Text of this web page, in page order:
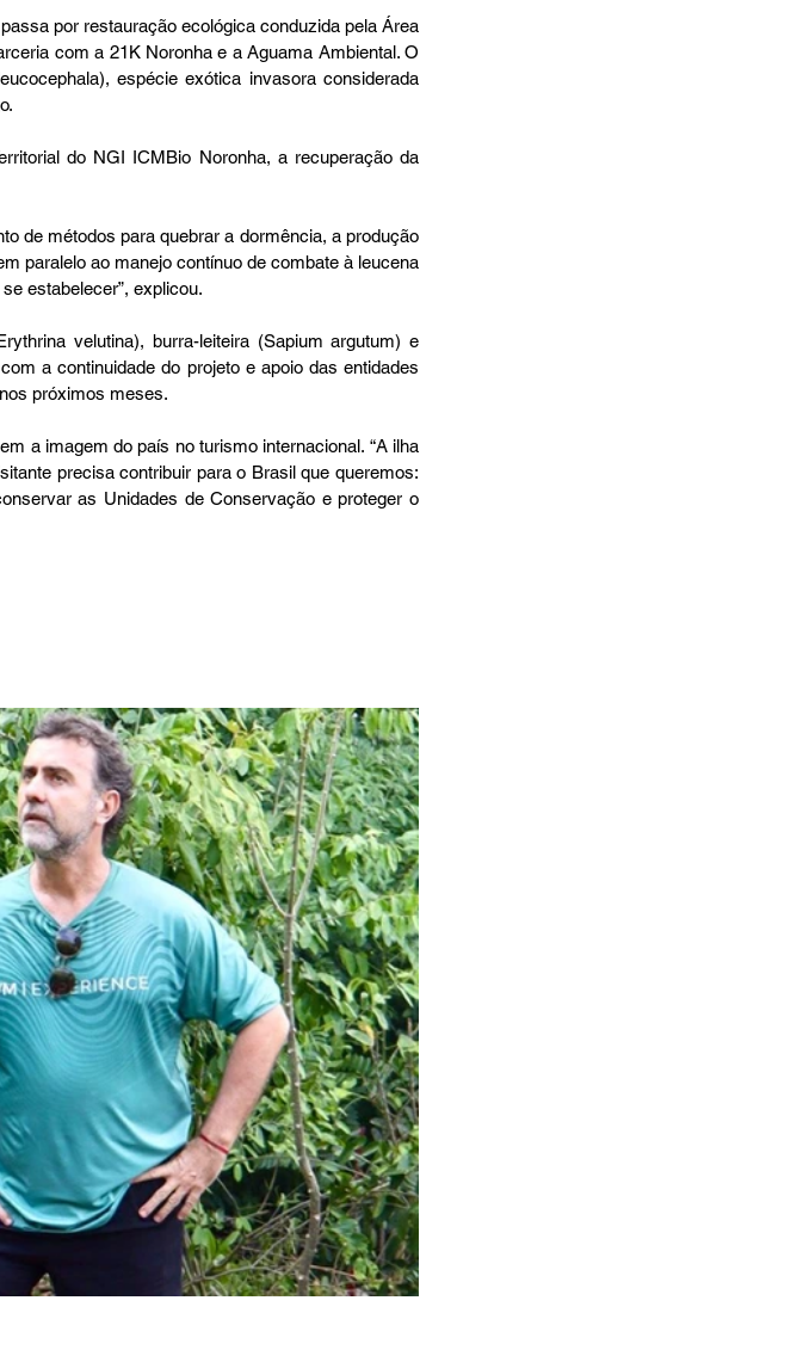
por restauração ecológica conduzida pela Área
com a 21K Noronha e a Aguama Ambiental. O
espécie exótica invasora considerada
do NGI ICMBio Noronha, a recuperação da
de métodos para quebrar a dormência, a produção
paralelo ao manejo contínuo de combate à leucena
estabelecer”, explicou.
velutina), burra-leiteira (Sapium argutum) e
a continuidade do projeto e apoio das entidades
próximos meses.
a imagem do país no turismo internacional. “A ilha
precisa contribuir para o Brasil que queremos:
as Unidades de Conservação e proteger o